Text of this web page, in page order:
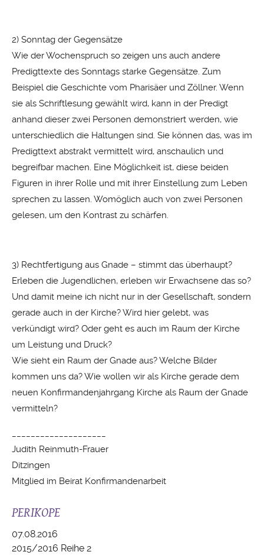
2) Sonntag der Gegensätze
Wie der Wochenspruch so zeigen uns auch andere
Predigttexte des Sonntags starke Gegensätze. Zum
Beispiel die Geschichte vom Pharisäer und Zöllner. Wenn
sie als Schriftlesung gewählt wird, kann in der Predigt
anhand dieser zwei Personen demonstriert werden, wie
unterschiedlich die Haltungen sind. Sie können das, was im
Predigttext abstrakt vermittelt wird, anschaulich und
begreifbar machen. Eine Möglichkeit ist, diese beiden
Figuren in ihrer Rolle und mit ihrer Einstellung zum Leben
sprechen zu lassen. Womöglich auch von zwei Personen
gelesen, um den Kontrast zu schärfen.
3) Rechtfertigung aus Gnade – stimmt das überhaupt?
Erleben die Jugendlichen, erleben wir Erwachsene das so?
Und damit meine ich nicht nur in der Gesellschaft, sondern
gerade auch in der Kirche? Wird hier gelebt, was
verkündigt wird? Oder geht es auch im Raum der Kirche
um Leistung und Druck?
Wie sieht ein Raum der Gnade aus? Welche Bilder
kommen uns da? Wie wollen wir als Kirche gerade dem
neuen Konfirmandenjahrgang Kirche als Raum der Gnade
vermitteln?
Judith Reinmuth-Frauer
Ditzingen
Mitglied im Beirat Konfirmandenarbeit
PERIKOPE
07.08.2016
2015/2016 Reihe 2